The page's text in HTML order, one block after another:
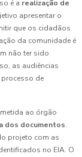
é a realização de
apresentar o
que os cidadãos
da comunidade é
não ter sido
as audiências
de
ao órgão
dos documentos.
projeto com as
no EIA. O